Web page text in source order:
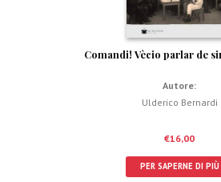
Comandi! Vècio parlar de
Autore:
Ulderico Bernardi
€16,00
PER SAPERNE DI PIÙ